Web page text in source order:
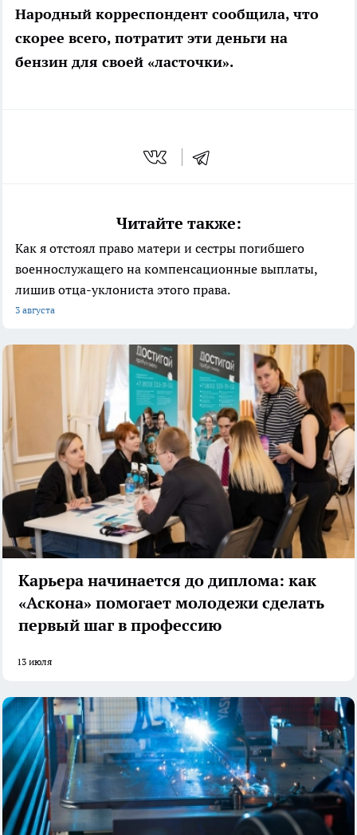
Народный корреспондент сообщила, что
скорее всего, потратит эти деньги на
бензин для своей «ласточки».
Читайте также:
Как я отстоял право матери и сестры погибшего
военнослужащего на компенсационные выплаты,
лишив отца-уклониста этого права.
3 августа
Карьера начинается до диплома: как
«Аскона» помогает молодежи сделать
первый шаг в профессию
13 июля